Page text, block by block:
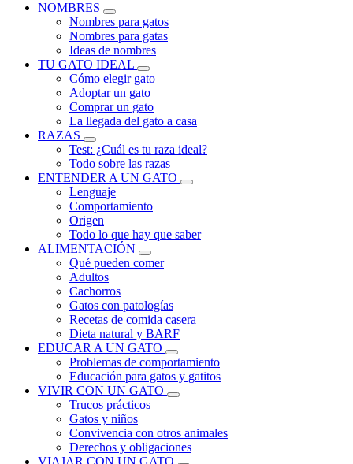
NOMBRES
Nombres para gatos
Nombres para gatas
Ideas de nombres
TU GATO IDEAL
Cómo elegir gato
Adoptar un gato
Comprar un gato
La llegada del gato a casa
RAZAS
Test: ¿Cuál es tu raza ideal?
Todo sobre las razas
ENTENDER A UN GATO
Lenguaje
Comportamiento
Origen
Todo lo que hay que saber
ALIMENTACIÓN
Qué pueden comer
Adultos
Cachorros
Gatos con patologías
Recetas de comida casera
Dieta natural y BARF
EDUCAR A UN GATO
Problemas de comportamiento
Educación para gatos y gatitos
VIVIR CON UN GATO
Trucos prácticos
Gatos y niños
Convivencia con otros animales
Derechos y obligaciones
VIAJAR CON UN GATO